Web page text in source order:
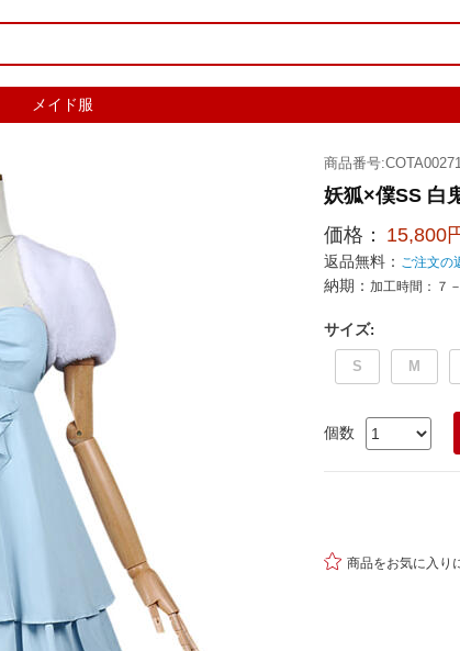
メイド服
商品番号
妖狐×僕SS 白
価格： 15,800
返品無料： ご注文の
納期： 加工時間：７
サイズ:
S M
個数
 商品をお気に入り